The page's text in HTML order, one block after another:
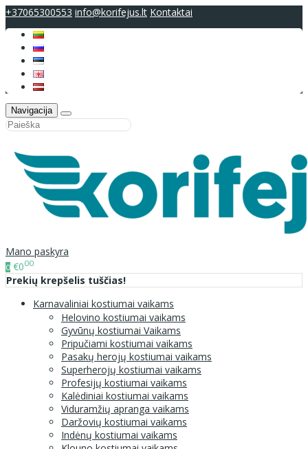
+37065300553 info@korifejus.lt Kontaktai
Navigacija
Mano paskyra
0 €000
Prekių krepšelis tuščias!
Karnavaliniai kostiumai vaikams
Helovino kostiumai vaikams
Gyvūnų kostiumai Vaikams
Pripučiami kostiumai vaikams
Pasakų herojų kostiumai vaikams
Superherojų kostiumai vaikams
Profesijų kostiumai vaikams
Kalėdiniai kostiumai vaikams
Viduramžių apranga vaikams
Daržovių kostiumai vaikams
Indėnų kostiumai vaikams